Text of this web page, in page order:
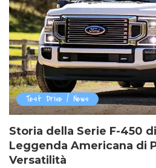
Test Drive / News
Storia della Serie F-450
Leggenda Americana di
Versatilità